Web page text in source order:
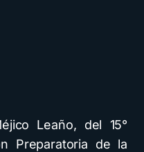
Leaño, del 15°
Preparatoria de la